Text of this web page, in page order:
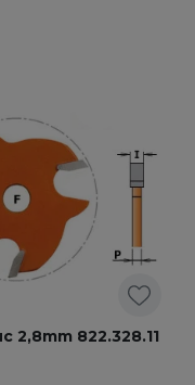
2,8mm 822.328.11